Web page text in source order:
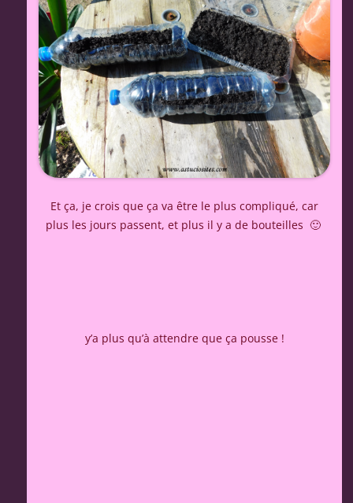
Et ça, je crois que ça va être le plus compliqué, car
plus les jours passent, et plus il y a de bouteilles 🙂
y’a plus qu’à attendre que ça pousse !